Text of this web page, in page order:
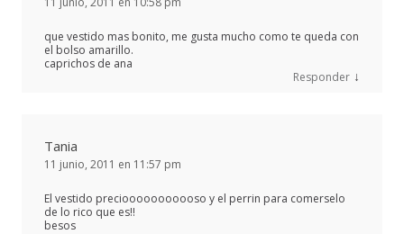
que vestido mas bonito, me gusta mucho como te queda con
el bolso amarillo.
caprichos de ana
Responder ↓
Tania
11 junio, 2011 en 11:57 pm
El vestido preciooooooooooso y el perrin para comerselo
de lo rico que es!!
besos